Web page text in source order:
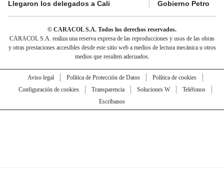
Llegaron los delegados a Cali
Gobierno Petro
© CARACOL S.A. Todos los derechos reservados.
CARACOL S.A. realiza una reserva expresa de las reproducciones y usos de las obras
y otras prestaciones accesibles desde este sitio web a medios de lectura mecánica u otros
medios que resulten adecuados.
Aviso legal Política de Protección de Datos
Política de cookies
Configuración de cookies
Transparencia Soluciones W
Teléfonos
Escríbanos